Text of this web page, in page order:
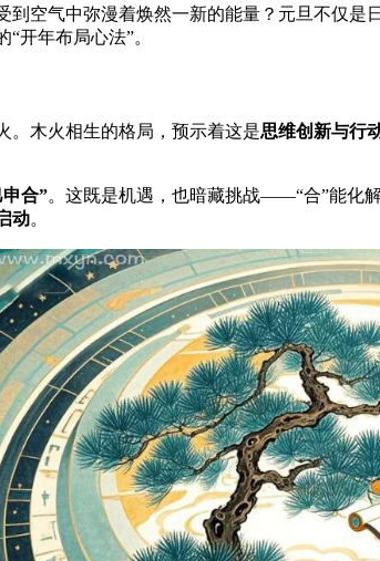
到空气中弥漫着焕然一新的能量？元旦不仅
开年布局心法”。
。木火相生的格局，预示着这是思维创新与行
合”。这既是机遇，也暗藏挑战——“合”能化
动。